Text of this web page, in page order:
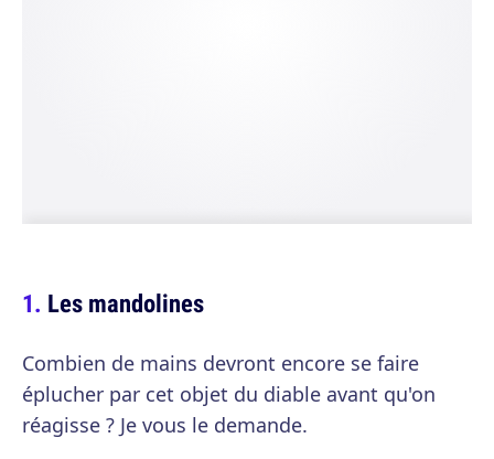
Les mandolines
Combien de mains devront encore se faire
éplucher par cet objet du diable avant qu'on
réagisse ? Je vous le demande.